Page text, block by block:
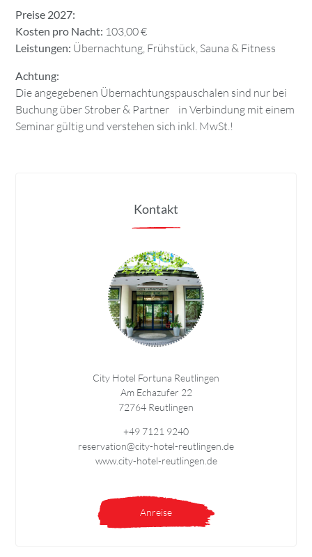
Preise 2027:
Kosten pro Nacht: 103,00 €
Leistungen: Übernachtung, Frühstück, Sauna & Fitness
Achtung:
Die angegebenen Übernachtungspauschalen sind nur bei
Buchung über Strober & Partner in Verbindung mit einem
Seminar gültig und verstehen sich inkl. MwSt.!
Kontakt
City Hotel Fortuna Reutlingen
Am Echazufer 22
72764 Reutlingen
+49 7121 9240
reservation@city-hotel-reutlingen.de
www.city-hotel-reutlingen.de
Anreise